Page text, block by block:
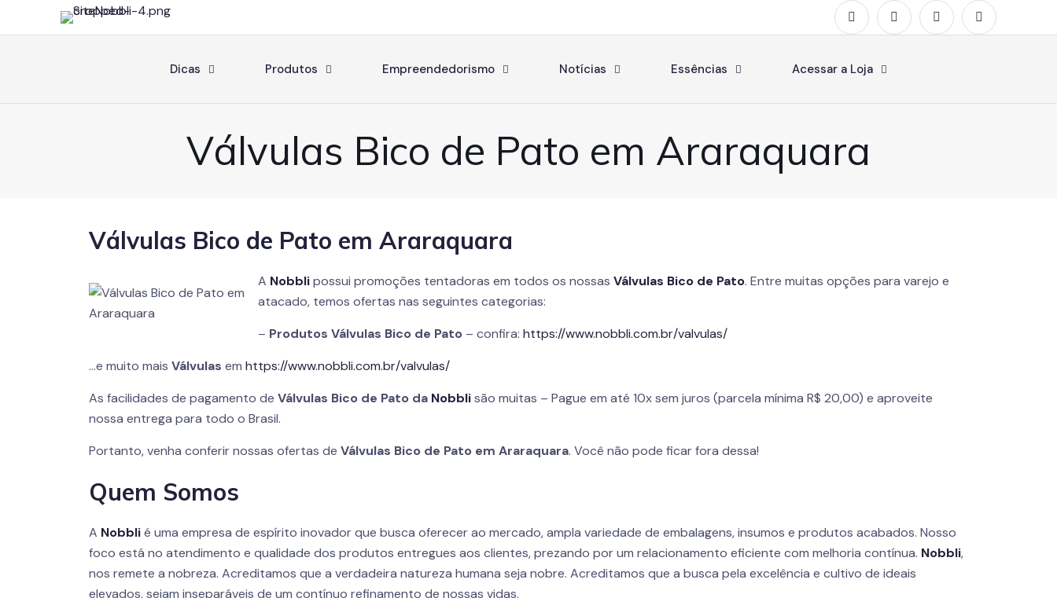
Dicas Produtos Empreendedorismo Notícias Essências Acessar a Loja
Válvulas Bico de Pato em Araraquara
Válvulas Bico de Pato em Araraquara
A Nobblipossui promoções tentadoras em todos os nossasVálvulas Bico de Pato. Entre muitas opções para varejo e
atacado, temos ofertas nas seguintes categorias:
– Produtos Válvulas Bico de Pato – confira:https://www.nobbli.com.br/valvulas/
…e muito maisVálvulasemhttps://www.nobbli.com.br/valvulas/
As facilidades de pagamento deVálvulas Bico de Pato da Nobblisão muitas – Pague em até 10x sem juros (parcela mínima R$ 20,00) e aproveite
nossa entrega para todo o Brasil.
Portanto, venha conferir nossas ofertas deVálvulas Bico de Pato em Araraquara. Você não pode ficar fora dessa!
Quem Somos
A Nobblié uma empresa de espírito inovador que busca oferecer ao mercado, ampla variedade de embalagens, insumos e produtos acabados. Nosso
foco está no atendimento e qualidade dos produtos entregues aos clientes, prezando por um relacionamento eficiente com melhoria contínua. Nobbli,
nos remete a nobreza. Acreditamos que a verdadeira natureza humana seja nobre. Acreditamos que a busca pela excelência e cultivo de ideais
elevados, sejam inseparáveis de um contínuo refinamento de nossas vidas.